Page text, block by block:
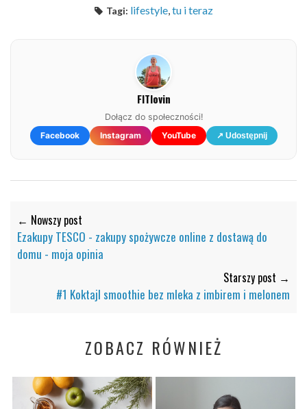
Tagi: lifestyle, tu i teraz
FITlovin
Dołącz do społeczności!
Facebook
Instagram YouTube ↗ Udostępnij
← Nowszy post
Ezakupy TESCO - zakupy spożywcze online z dostawą do
domu - moja opinia
Starszy post →
#1 Koktajl smoothie bez mleka z imbirem i melonem
ZOBACZ RÓWNIEŻ